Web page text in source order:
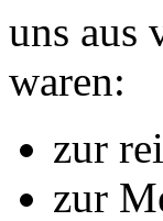
uns aus
waren:
zur
zur